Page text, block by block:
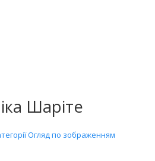
Шаріте
Огляд по зображенням